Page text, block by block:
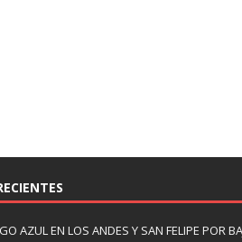
AZUL EN LOS ANDES Y SAN FELIPE POR